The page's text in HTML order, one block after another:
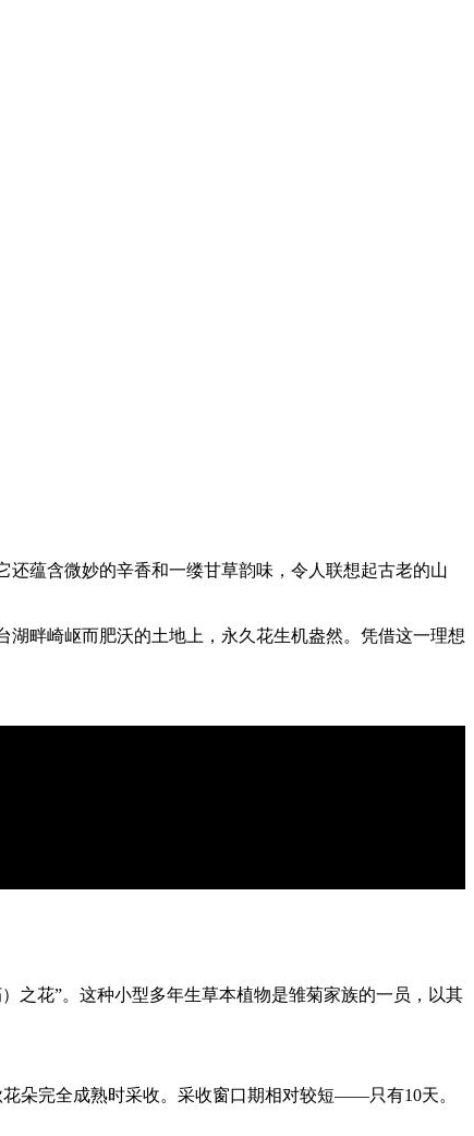
蕴含微妙的辛香和一缕甘草韵味，令人联想起古老的山
畔崎岖而肥沃的土地上，永久花生机盎然。凭借这一理想
之花”。这种小型多年生草本植物是雏菊家族的一员，以其
朵完全成熟时采收。采收窗口期相对较短——只有10天。